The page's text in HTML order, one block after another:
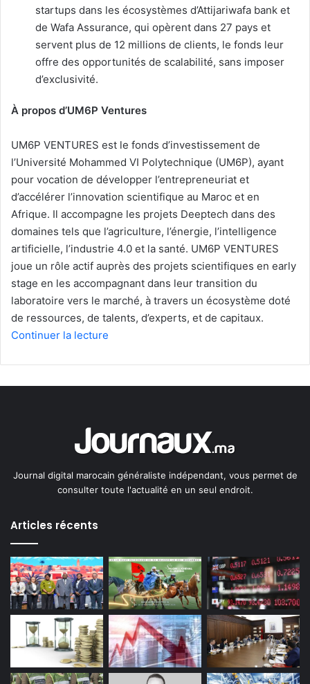
startups dans les écosystèmes d’Attijariwafa bank et
de Wafa Assurance, qui opèrent dans 27 pays et
servent plus de 12 millions de clients, le fonds leur
offre des opportunités de scalabilité, sans imposer
d’exclusivité.
À propos d’UM6P Ventures
UM6P VENTURES est le fonds d’investissement de
l’Université Mohammed VI Polytechnique (UM6P), ayant
pour vocation de développer l’entrepreneuriat et
d’accélérer l’innovation scientifique au Maroc et en
Afrique. Il accompagne les projets Deeptech dans des
domaines tels que l’agriculture, l’énergie, l’intelligence
artificielle, l’industrie 4.0 et la santé. UM6P VENTURES
joue un rôle actif auprès des projets scientifiques en early
stage en les accompagnant dans leur transition du
laboratoire vers le marché, à travers un écosystème doté
de ressources, de talents, d’experts, et de capitaux.
Continuer la lecture
Journal digital marocain généraliste indépendant, vous permet de
consulter toute l'actualité en un seul endroit.
Articles récents